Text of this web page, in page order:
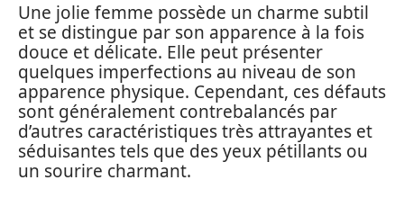
Une jolie femme possède un charme subtil
et se distingue par son apparence à la fois
douce et délicate. Elle peut présenter
quelques imperfections au niveau de son
apparence physique. Cependant, ces défauts
sont généralement contrebalancés par
d’autres caractéristiques très attrayantes et
séduisantes tels que des yeux pétillants ou
un sourire charmant.